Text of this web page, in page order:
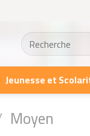
Recherche
pour :
Jeunesse et
Moyen